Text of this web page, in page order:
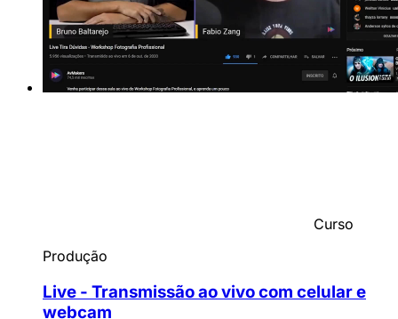
Curso
Produção
Live - Transmissão ao vivo com celular e
webcam